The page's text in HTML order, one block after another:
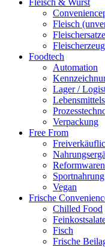
Fleisch
Foodtech
Automation
Lager /
Verpackung
Free From
Sportnahrung
Vegan
Frische
Chilled Food
Fisch
Frische